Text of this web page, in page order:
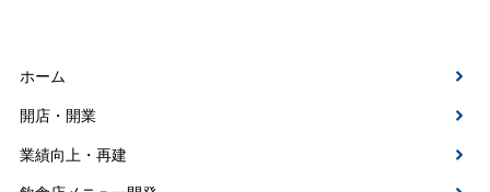
ホーム
開店・開業
業績向上・再建